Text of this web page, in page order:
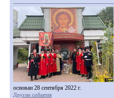
основан 28 сентября 2022 г.
Другие события